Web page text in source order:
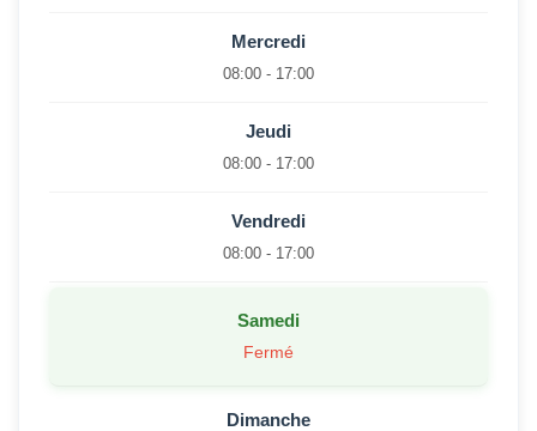
Mercredi
08:00 - 17:00
Jeudi
08:00 - 17:00
Vendredi
08:00 - 17:00
Samedi
Fermé
Dimanche